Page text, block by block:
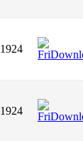
1924
1924